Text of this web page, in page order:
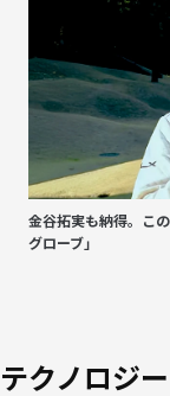
金谷拓実も納得。こ
グローブ」
テクノロジー